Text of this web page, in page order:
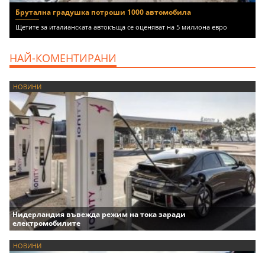
Брутална градушка потроши 1000 автомобила
Щетите за италианската автокъща се оценяват на 5 милиона евро
НАЙ-КОМЕНТИРАНИ
НОВИНИ
Нидерландия въвежда режим на тока заради
електромобилите
НОВИНИ